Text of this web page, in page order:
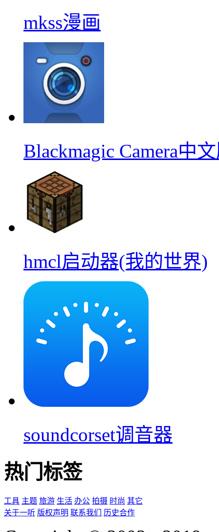
mkss漫画
Blackmagic Camera中
hmcl启动器(我的世界)
soundcorset调音器
热门标签
工具 主题 旅游 生活 办公 拍摄 时尚 其它
关于一听 版权声明 联系我们 历史合作